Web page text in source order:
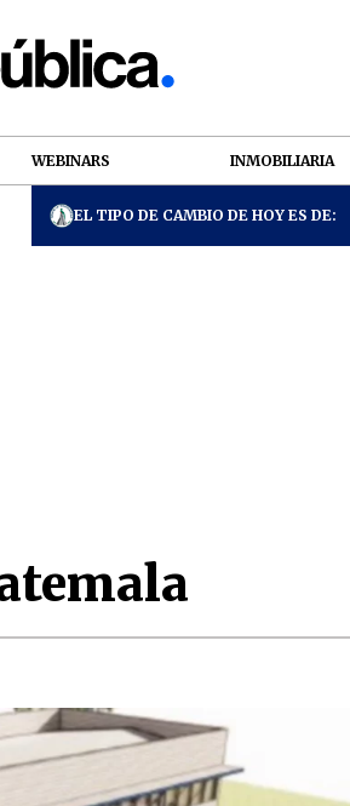
WEBINARS INMOBILIARIA
EL TIPO DE CAMBIO DE HOY ES DE: